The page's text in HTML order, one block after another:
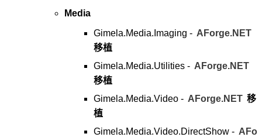
Media
Gimela.Media.Imaging - AForge.NET
移植
Gimela.Media.Utilities - AForge.NET
移植
Gimela.Media.Video - AForge.NET 移
植
Gimela.Media.Video.DirectShow - AFo